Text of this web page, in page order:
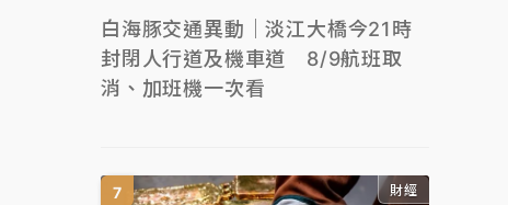
白海豚交通異動｜淡江大橋今21時
封閉人行道及機車道 8/9航班取
消、加班機一次看
財經